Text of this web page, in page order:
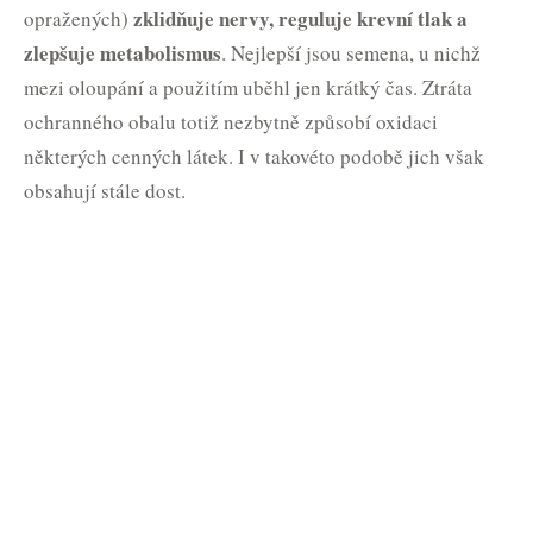
opražených) zklidňuje nervy, reguluje krevní tlak a
zlepšuje metabolismus. Nejlepší jsou semena, u nichž
mezi oloupání a použitím uběhl jen krátký čas. Ztráta
ochranného obalu totiž nezbytně způsobí oxidaci
některých cenných látek. I v takovéto podobě jich však
obsahují stále dost.